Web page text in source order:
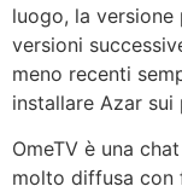
luogo, la versione
versioni
meno recenti
installare Azar
OmeTV è una
molto diffusa con